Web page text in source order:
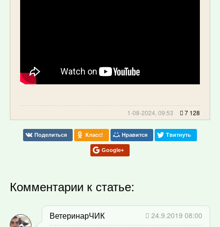
1-08-2024, 09:53 7 128
Поделиться Класс! Нравится Твитнуть
Google+
Комментарии к статье:
ВетеринарЧИК
24.9.2019 08:00